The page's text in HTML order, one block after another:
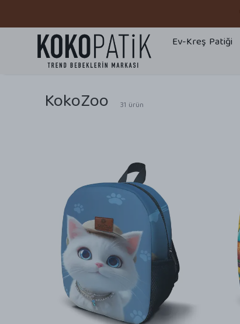
Ev-Kreş Patiği
KokoZoo 31 ürün